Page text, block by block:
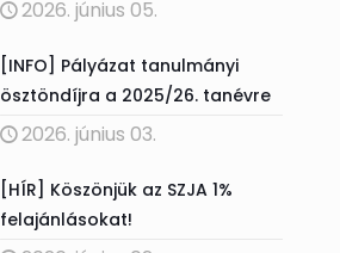
2026. június 05.
[INFO] Pályázat tanulmányi
ösztöndíjra a 2025/26. tanévre
2026. június 03.
[HÍR] Köszönjük az SZJA 1%
felajánlásokat!